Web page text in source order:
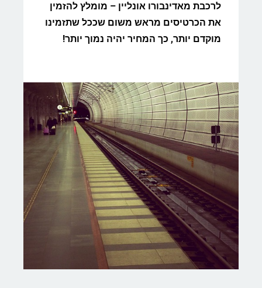
לרכבת מאדינבורו אונליין – מומלץ להזמין
את הכרטיסים מראש משום שככל שתזמינו
מוקדם יותר, כך המחיר יהיה נמוך יותר!